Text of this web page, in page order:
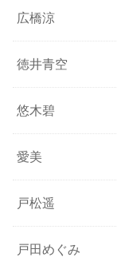
広橋涼
徳井青空
悠木碧
愛美
戸松遥
戸田めぐみ